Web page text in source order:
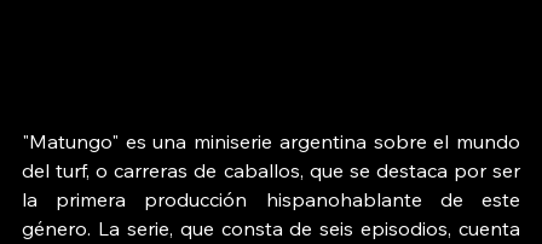
"Matungo" es una miniserie argentina sobre el mundo
del turf, o carreras de caballos, que se destaca por ser
la primera producción hispanohablante de este
género. La serie, que consta de seis episodios, cuenta